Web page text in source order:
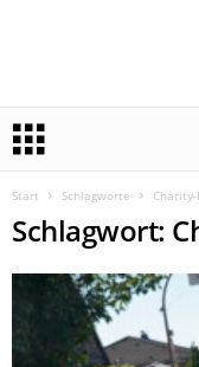
Start Schlagworte
Schlagwort: